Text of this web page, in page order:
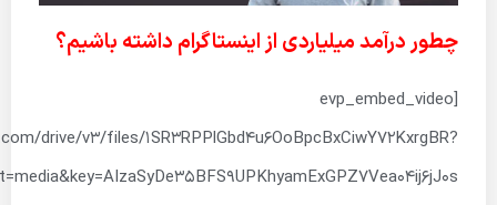
چطور درآمد میلیاردی از اینستاگرام داشته باشیم؟
[evp_embed_video
drive/v3/files/1SR3RPPlGbd4u6OoBpcBxCiwY72KxrgBR?